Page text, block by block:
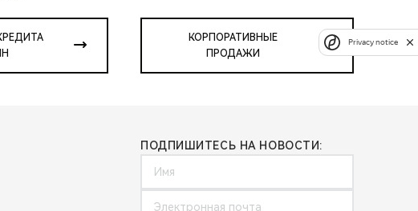
КОРПОРАТИВНЫЕ
ПРОДАЖИ
ПОДПИШИТЕСЬ НА НОВОСТИ:
Privacy notice